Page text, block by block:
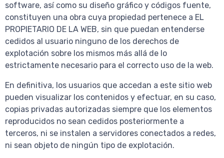
software, así como su diseño gráfico y códigos fuente,
constituyen una obra cuya propiedad pertenece a EL
PROPIETARIO DE LA WEB, sin que puedan entenderse
cedidos al usuario ninguno de los derechos de
explotación sobre los mismos más allá de lo
estrictamente necesario para el correcto uso de la web.
En definitiva, los usuarios que accedan a este sitio web
pueden visualizar los contenidos y efectuar, en su caso,
copias privadas autorizadas siempre que los elementos
reproducidos no sean cedidos posteriormente a
terceros, ni se instalen a servidores conectados a redes,
ni sean objeto de ningún tipo de explotación.